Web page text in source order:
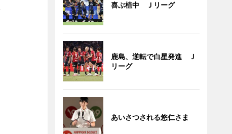
喜ぶ植中 Ｊリーグ
鹿島、逆転で白星発進 Ｊ
リーグ
あいさつされる悠仁さま